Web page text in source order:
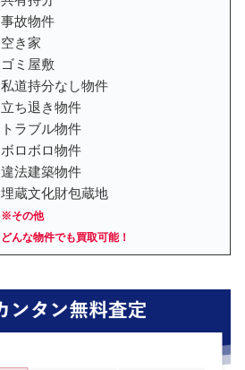
事故物件
空き家
ゴミ屋敷
私道持分なし物件
立ち退き物件
トラブル物件
ボロボロ物件
違法建築物件
埋蔵文化財包蔵地
※その他
どんな物件でも買取可能！